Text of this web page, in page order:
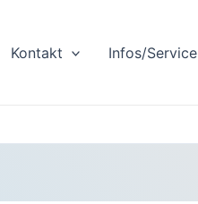
Kontakt Infos/Service